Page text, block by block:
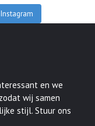
en we
wij samen
stijl. Stuur ons